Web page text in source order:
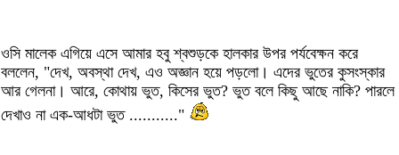
ওসি মালেক এগিয়ে এসে আমার হবু শ্বশুড়কে হালকার উপর পর্যবেক্ষন করে
বললেন, "দেখ, অবস্থা দেখ, এও অজ্ঞান হয়ে পড়লো। এদের ভুতের কুসংস্কার
আর গেলনা। আরে, কোথায় ভুত, কিসের ভুত? ভুত বলে কিছু আছে নাকি? পারলে
দেখাও না এক-আধটা ভুত ..........."